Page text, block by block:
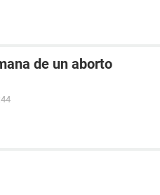
de un aborto